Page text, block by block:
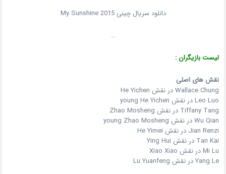
دانلود سریال چینی My Sunshine 2015
…
لیست بازیگران :
نقش های اصلی
Wallace Chung در نقش He Yichen
Leo Luo در نقش young He Yichen
Tiffany Tang در نقش Zhao Mosheng
Wu Qian در نقش young Zhao Mosheng
Jian Renzi در نقش He Yimei
Tan Kai در نقش Ying Hui
Mi Lu در نقش Xiao Xiao
Yang Le در نقش Lu Yuanfeng